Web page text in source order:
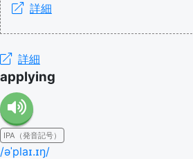
詳細
詳細
applying
IPA（発音記号）
/əˈplaɪ.ɪŋ/